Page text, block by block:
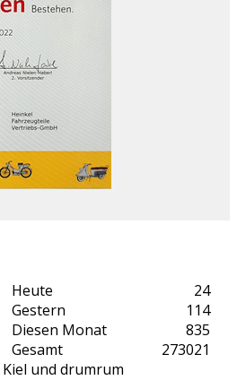
Heute
24
Gestern
114
Diesen Monat
835
Gesamt
273021
und drumrum